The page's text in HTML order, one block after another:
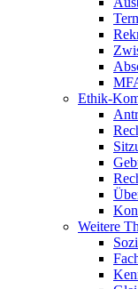
Ethik-
Weitere